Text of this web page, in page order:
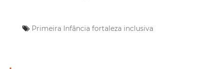
Primeira Infância fortaleza inclusiva